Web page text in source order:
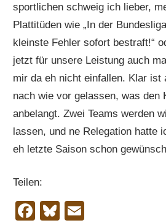
sportlichen schweig ich lieber,
Plattitüden wie „In der
kleinste Fehler sofort bestraft!“
jetzt für unsere Leistung auch
mir da eh nicht einfallen. Klar ist
nach wie vor gelassen, was den
anbelangt. Zwei Teams werden
lassen, und ne Relegation hatte
eh letzte Saison schon
Teilen:
Facebook
Bluesky